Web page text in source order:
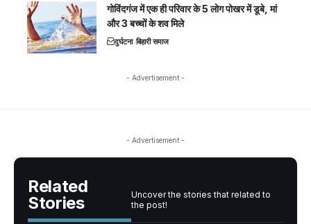
गोविंदगंज में एक ही परिवार के 5 लोग पोखर में डूबे, मां
और 3 बच्चों के शव मिले
दुर्घटना बिहारी समाज
- Advertisement -
- Advertisement -
Related
Stories
Uncover the stories that related to
the post!